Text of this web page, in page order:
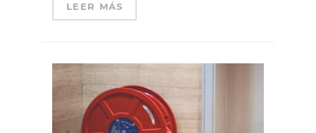
LEER MÁS